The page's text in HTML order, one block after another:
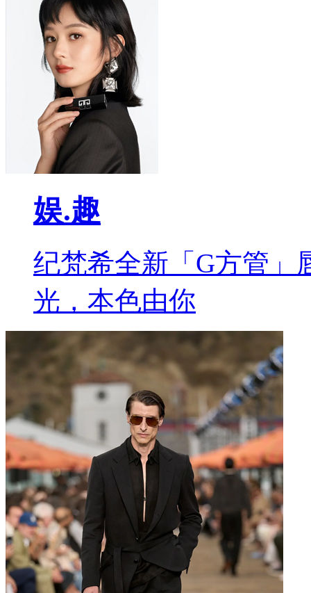
娱.趣
纪梵希全新「G方管」
光，本色由你